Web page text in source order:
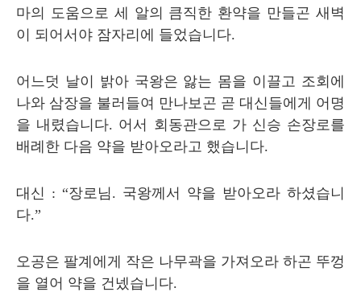
마의 도움으로 세 알의 큼직한 환약을 만들곤 새벽
이 되어서야 잠자리에 들었습니다.
어느덧 날이 밝아 국왕은 앓는 몸을 이끌고 조회에
나와 삼장을 불러들여 만나보곤 곧 대신들에게 어명
을 내렸습니다. 어서 회동관으로 가 신승 손장로를
배례한 다음 약을 받아오라고 했습니다.
대신 : “장로님. 국왕께서 약을 받아오라 하셨습니
다.”
오공은 팔계에게 작은 나무곽을 가져오라 하곤 뚜껑
을 열어 약을 건넸습니다.